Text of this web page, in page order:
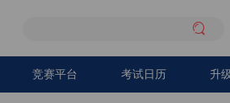

竞赛平台 考试日历 升